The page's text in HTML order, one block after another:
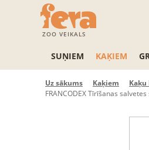
ZOO VEIKALS
SUŅIEM KAĶIEM
Uz sākums Kaķiem
FRANCODEX Tīrīšanas